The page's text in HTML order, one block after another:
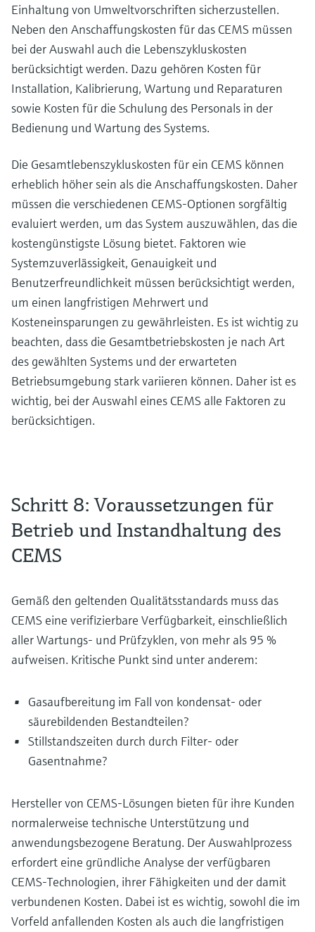
Einhaltung von Umweltvorschriften sicherzustellen.
Neben den Anschaffungskosten für das CEMS müssen
bei der Auswahl auch die Lebenszykluskosten
berücksichtigt werden. Dazu gehören Kosten für
Installation, Kalibrierung, Wartung und Reparaturen
sowie Kosten für die Schulung des Personals in der
Bedienung und Wartung des Systems.
Die Gesamtlebenszykluskosten für ein CEMS können
erheblich höher sein als die Anschaffungskosten. Daher
müssen die verschiedenen CEMS-Optionen sorgfältig
evaluiert werden, um das System auszuwählen, das die
kostengünstigste Lösung bietet. Faktoren wie
Systemzuverlässigkeit, Genauigkeit und
Benutzerfreundlichkeit müssen berücksichtigt werden,
um einen langfristigen Mehrwert und
Kosteneinsparungen zu gewährleisten. Es ist wichtig zu
beachten, dass die Gesamtbetriebskosten je nach Art
des gewählten Systems und der erwarteten
Betriebsumgebung stark variieren können. Daher ist es
wichtig, bei der Auswahl eines CEMS alle Faktoren zu
berücksichtigen.
Schritt 8: Voraussetzungen für
Betrieb und Instandhaltung des
CEMS
Gemäß den geltenden Qualitätsstandards muss das
CEMS eine verifizierbare Verfügbarkeit, einschließlich
aller Wartungs- und Prüfzyklen, von mehr als 95 %
aufweisen. Kritische Punkt sind unter anderem:
Gasaufbereitung im Fall von kondensat- oder
säurebildenden Bestandteilen?
Stillstandszeiten durch durch Filter- oder
Gasentnahme?
Hersteller von CEMS-Lösungen bieten für ihre Kunden
normalerweise technische Unterstützung und
anwendungsbezogene Beratung. Der Auswahlprozess
erfordert eine gründliche Analyse der verfügbaren
CEMS-Technologien, ihrer Fähigkeiten und der damit
verbundenen Kosten. Dabei ist es wichtig, sowohl die im
Vorfeld anfallenden Kosten als auch die langfristigen